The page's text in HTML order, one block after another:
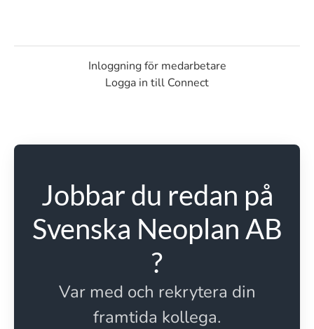
Inloggning för medarbetare
Logga in till Connect
Jobbar du redan på
Svenska Neoplan AB
?
Var med och rekrytera din
framtida kollega.